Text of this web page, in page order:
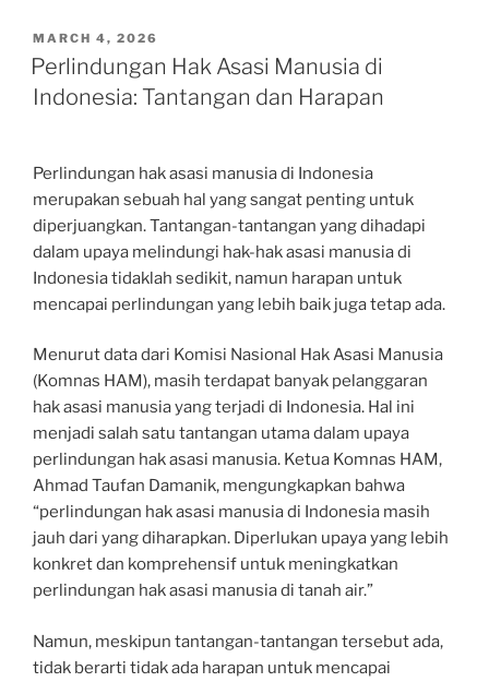
POSTED
ON
MARCH 4, 2026
Perlindungan Hak Asasi Manusia di
Indonesia: Tantangan dan Harapan
Perlindungan hak asasi manusia di Indonesia
merupakan sebuah hal yang sangat penting untuk
diperjuangkan. Tantangan-tantangan yang dihadapi
dalam upaya melindungi hak-hak asasi manusia di
Indonesia tidaklah sedikit, namun harapan untuk
mencapai perlindungan yang lebih baik juga tetap ada.
Menurut data dari Komisi Nasional Hak Asasi Manusia
(Komnas HAM), masih terdapat banyak pelanggaran
hak asasi manusia yang terjadi di Indonesia. Hal ini
menjadi salah satu tantangan utama dalam upaya
perlindungan hak asasi manusia. Ketua Komnas HAM,
Ahmad Taufan Damanik, mengungkapkan bahwa
“perlindungan hak asasi manusia di Indonesia masih
jauh dari yang diharapkan. Diperlukan upaya yang lebih
konkret dan komprehensif untuk meningkatkan
perlindungan hak asasi manusia di tanah air.”
Namun, meskipun tantangan-tantangan tersebut ada,
tidak berarti tidak ada harapan untuk mencapai